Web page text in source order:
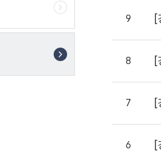
9 [
8 [
7 [
6 [